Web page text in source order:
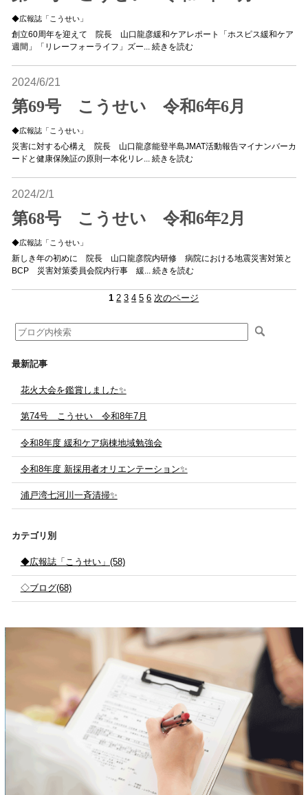
◆広報誌「こうせい」
創立60周年を迎えて 院長 山口龍彦緩和ケアレポート「ホスピス緩和ケア
週間」「リレーフォーライフ」ズー... 続きを読む
2024/6/21
第69号 こうせい 令和6年6月
◆広報誌「こうせい」
災害に対する心構え 院長 山口龍彦能登半島JMAT活動報告マイナンバーカ
ードと健康保険証の原則一本化リレ... 続きを読む
2024/2/1
第68号 こうせい 令和6年2月
◆広報誌「こうせい」
新しき年の初めに 院長 山口龍彦院内研修 病院における地震災害対策と
BCP 災害対策委員会院内行事 緩... 続きを読む
1 2 3 4 5 6 次のページ
最新記事
花火大会を鑑賞しました✨
第74号 こうせい 令和8年7月
令和8年度 緩和ケア病棟地域勉強会
令和8年度 新採用者オリエンテーション✨
浦戸湾七河川一斉清掃✨
カテゴリ別
◆広報誌「こうせい」(58)
◇ブログ(68)